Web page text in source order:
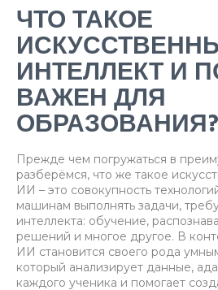
ЧТО ТАКОЕ
ИНТЕЛЛЕКТ И
ВАЖЕН ДЛЯ
ОБРАЗОВАНИЯ?
Прежде чем погружаться в
разберёмся, что же такое
ИИ – это совокупность
машинам выполнять задачи,
интеллекта: обучение,
решений и многое другое. В
ИИ становится своего рода
который анализирует данные,
каждого ученика и помогает